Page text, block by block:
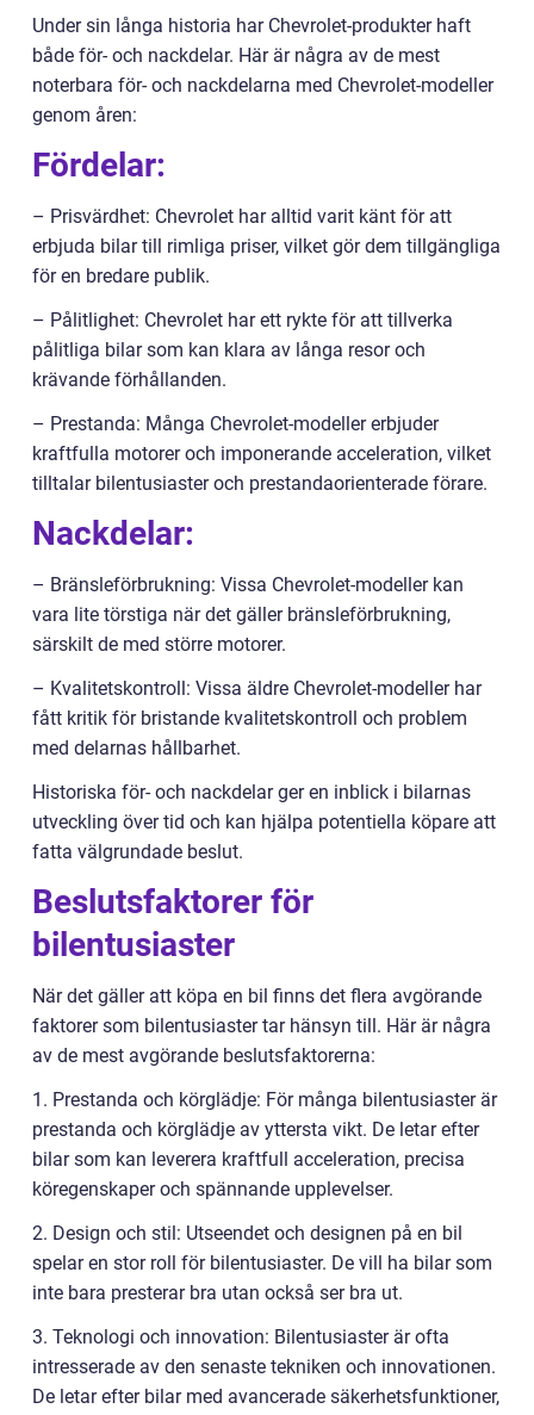
Under sin långa historia har Chevrolet-produkter haft
både för- och nackdelar. Här är några av de mest
noterbara för- och nackdelarna med Chevrolet-modeller
genom åren:
Fördelar:
– Prisvärdhet: Chevrolet har alltid varit känt för att
erbjuda bilar till rimliga priser, vilket gör dem tillgängliga
för en bredare publik.
– Pålitlighet: Chevrolet har ett rykte för att tillverka
pålitliga bilar som kan klara av långa resor och
krävande förhållanden.
– Prestanda: Många Chevrolet-modeller erbjuder
kraftfulla motorer och imponerande acceleration, vilket
tilltalar bilentusiaster och prestandaorienterade förare.
Nackdelar:
– Bränsleförbrukning: Vissa Chevrolet-modeller kan
vara lite törstiga när det gäller bränsleförbrukning,
särskilt de med större motorer.
– Kvalitetskontroll: Vissa äldre Chevrolet-modeller har
fått kritik för bristande kvalitetskontroll och problem
med delarnas hållbarhet.
Historiska för- och nackdelar ger en inblick i bilarnas
utveckling över tid och kan hjälpa potentiella köpare att
fatta välgrundade beslut.
Beslutsfaktorer för
bilentusiaster
När det gäller att köpa en bil finns det flera avgörande
faktorer som bilentusiaster tar hänsyn till. Här är några
av de mest avgörande beslutsfaktorerna:
1. Prestanda och körglädje: För många bilentusiaster är
prestanda och körglädje av yttersta vikt. De letar efter
bilar som kan leverera kraftfull acceleration, precisa
köregenskaper och spännande upplevelser.
2. Design och stil: Utseendet och designen på en bil
spelar en stor roll för bilentusiaster. De vill ha bilar som
inte bara presterar bra utan också ser bra ut.
3. Teknologi och innovation: Bilentusiaster är ofta
intresserade av den senaste tekniken och innovationen.
De letar efter bilar med avancerade säkerhetsfunktioner,